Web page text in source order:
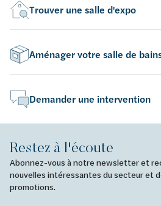
Trouver une salle d'expo
Aménager votre salle de
Demander une intervention
Restez à l'écoute
Abonnez-vous à notre newsletter et
nouvelles intéressantes du secteur et
promotions.